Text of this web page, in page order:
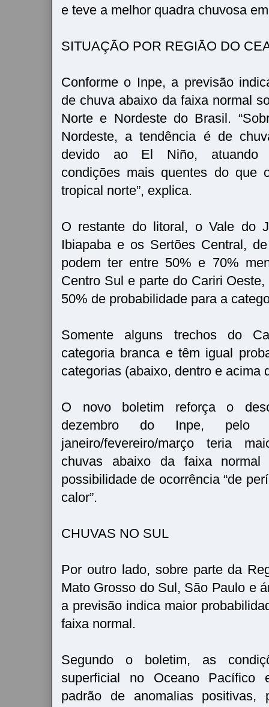
e teve a melhor quadra chuvosa
SITUAÇÃO POR REGIÃO DO
Conforme o Inpe, a previsão
de chuva abaixo da faixa normal
Norte e Nordeste do Brasil.
Nordeste, a tendência é de
devido ao El Niño, atuando
condições mais quentes do que
tropical norte”, explica.
O restante do litoral, o Vale do
Ibiapaba e os Sertões Central,
podem ter entre 50% e 70%
Centro Sul e parte do Cariri
50% de probabilidade para a
Somente alguns trechos do
categoria branca e têm igual
categorias (abaixo, dentro e acima
O novo boletim reforça o
dezembro do Inpe, pelo
janeiro/fevereiro/março teria
chuvas abaixo da faixa
possibilidade de ocorrência “de
calor”.
CHUVAS NO SUL
Por outro lado, sobre parte da
Mato Grosso do Sul, São Paulo e
a previsão indica maior
faixa normal.
Segundo o boletim, as
superficial no Oceano Pacífico
padrão de anomalias positivas,